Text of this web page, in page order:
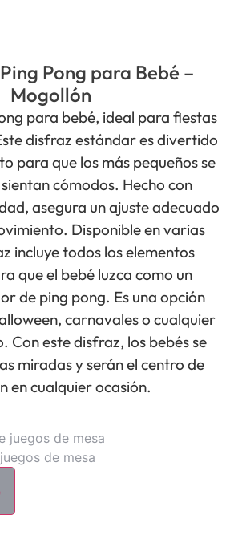
Pong para Bebé –
Mogollón
para bebé, ideal para fiestas
disfraz estándar es divertido
para que los más pequeños se
cómodos. Hecho con
asegura un ajuste adecuado
Disponible en varias
incluye todos los elementos
que el bebé luzca como un
de ping pong. Es una opción
carnavales o cualquier
Con este disfraz, los bebés se
miradas y serán el centro de
en cualquier ocasión.
juegos de mesa
de mesa